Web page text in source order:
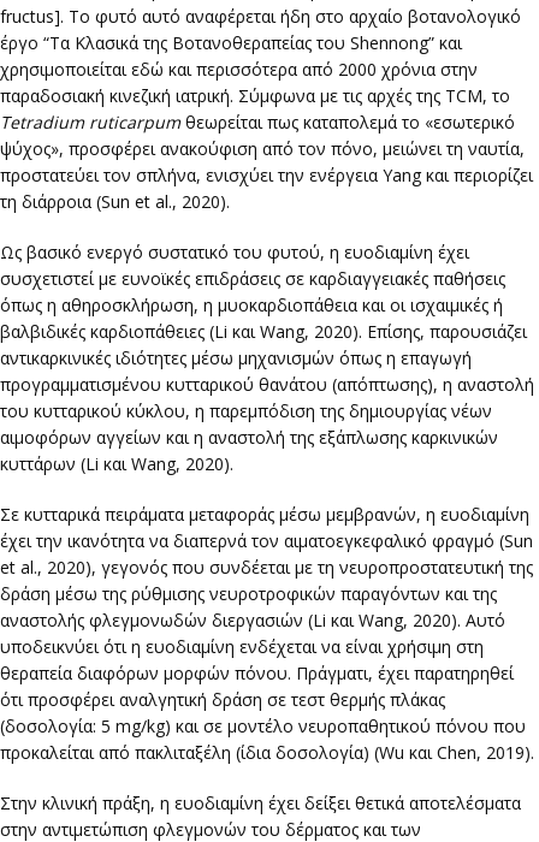
fructus]. Το φυτό αυτό αναφέρεται ήδη στο αρχαίο βοτανολογικό
έργο “Τα Κλασικά της Βοτανοθεραπείας του Shennong” και
χρησιμοποιείται εδώ και περισσότερα από 2000 χρόνια στην
παραδοσιακή κινεζική ιατρική. Σύμφωνα με τις αρχές της TCM, το
Tetradium ruticarpumθεωρείται πως καταπολεμά το «εσωτερικό
ψύχος», προσφέρει ανακούφιση από τον πόνο, μειώνει τη ναυτία,
προστατεύει τον σπλήνα, ενισχύει την ενέργεια Yang και περιορίζει
τη διάρροια (Sun et al., 2020).
Ως βασικό ενεργό συστατικό του φυτού, η ευοδιαμίνη έχει
συσχετιστεί με ευνοϊκές επιδράσεις σε καρδιαγγειακές παθήσεις
όπως η αθηροσκλήρωση, η μυοκαρδιοπάθεια και οι ισχαιμικές ή
βαλβιδικές καρδιοπάθειες (Li και Wang, 2020). Επίσης, παρουσιάζει
αντικαρκινικές ιδιότητες μέσω μηχανισμών όπως η επαγωγή
προγραμματισμένου κυτταρικού θανάτου (απόπτωσης), η αναστολή
του κυτταρικού κύκλου, η παρεμπόδιση της δημιουργίας νέων
αιμοφόρων αγγείων και η αναστολή της εξάπλωσης καρκινικών
κυττάρων (Li και Wang, 2020).
Σε κυτταρικά πειράματα μεταφοράς μέσω μεμβρανών, η ευοδιαμίνη
έχει την ικανότητα να διαπερνά τον αιματοεγκεφαλικό φραγμό (Sun
et al., 2020), γεγονός που συνδέεται με τη νευροπροστατευτική της
δράση μέσω της ρύθμισης νευροτροφικών παραγόντων και της
αναστολής φλεγμονωδών διεργασιών (Li και Wang, 2020). Αυτό
υποδεικνύει ότι η ευοδιαμίνη ενδέχεται να είναι χρήσιμη στη
θεραπεία διαφόρων μορφών πόνου. Πράγματι, έχει παρατηρηθεί
ότι προσφέρει αναλγητική δράση σε τεστ θερμής πλάκας
(δοσολογία: 5 mg/kg) και σε μοντέλο νευροπαθητικού πόνου που
προκαλείται από πακλιταξέλη (ίδια δοσολογία) (Wu και Chen, 2019).
Στην κλινική πράξη, η ευοδιαμίνη έχει δείξει θετικά αποτελέσματα
στην αντιμετώπιση φλεγμονών του δέρματος και των